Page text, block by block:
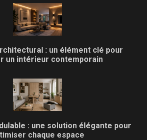
: un élément clé pour
un intérieur contemporain
: une solution élégante pour
chaque espace